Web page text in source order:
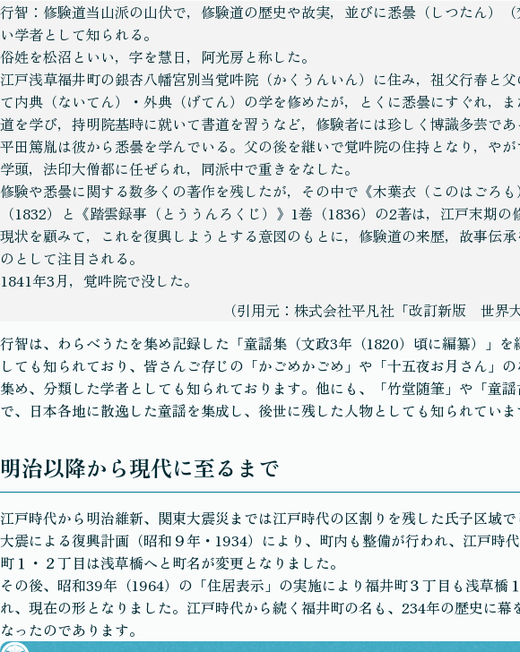
行智：修験道当山派の山伏で，修験道の歴史や故実，並びに悉曇（しつたん）（
い学者として知られる。
俗姓を松沼といい，字を慧日，阿光房と称した。
江戸浅草福井町の銀杏八幡宮別当覚吽院（かくうんいん）に住み，祖父行春と
て内典（ないてん）・外典（げてん）の学を修めたが，とくに悉曇にすぐれ，
道を学び，持明院基時に就いて書道を習うなど，修験者には珍しく博識多芸であ
平田篤胤は彼から悉曇を学んでいる。父の後を継いで覚吽院の住持となり，や
学頭，法印大僧都に任ぜられ，同派中で重きをなした。
修験や悉曇に関する数多くの著作を残したが，その中で《木葉衣（このはごろ
（1832）と《踏雲録事（とううんろくじ）》1巻（1836）の2著は，江戸末期の
現状を顧みて，これを復興しようとする意図のもとに，修験道の来歴，故事伝承
のとして注目される。
1841年3月，覚吽院で没した。
（引用元：株式会社平凡社「改訂新版 世界
行智は、わらべうたを集め記録した「童謡集（文政3年（1820）頃に編纂）」を
しても知られており、皆さんご存じの「かごめかごめ」や「十五夜お月さん」
集め、分類した学者としても知られております。他にも、「竹堂随筆」や「童
で、日本各地に散逸した童謡を集成し、後世に残した人物としても知られていま
明治以降から現代に至るまで
江戸時代から明治維新、関東大震災までは江戸時代の区割りを残した氏子区域
大震による復興計画（昭和９年・1934）により、町内も整備が行われ、江戸時
町１・２丁目は浅草橋へと町名が変更となりました。
その後、昭和39年（1964）の「住居表示」の実施により福井町３丁目も浅草橋
れ、現在の形となりました。江戸時代から続く福井町の名も、234年の歴史に幕
なったのであります。